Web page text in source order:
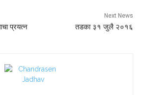
प्रयत्न
Next News
तडका ३१ जुलै २०१६